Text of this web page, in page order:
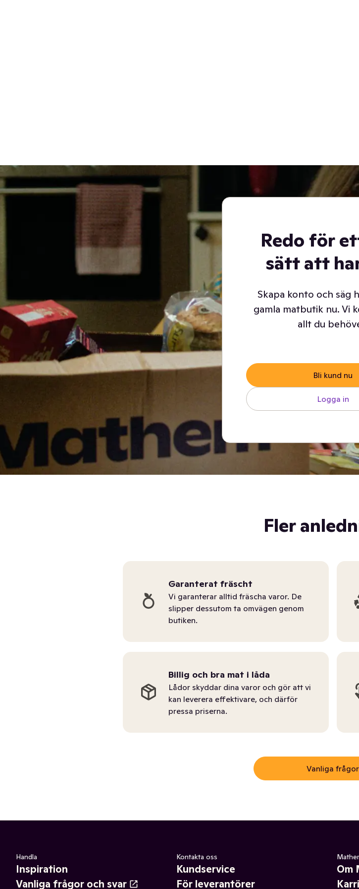
Redo för
sätt att
Skapa konto och säg
gamla matbutik nu. Vi
allt du
Bli kund nu
Logga in
Fler
Garanterat fräscht
Vi garanterar alltid fräscha varor. De
slipper dessutom ta omvägen genom
butiken.
Billig och bra mat i låda
Lådor skyddar dina varor och gör att vi
kan leverera effektivare, och därför
pressa priserna.
Vanliga frågor
Handla
Inspiration
Vanliga frågor och svar
Kontakta oss
Kundservice
För leverantörer
Om